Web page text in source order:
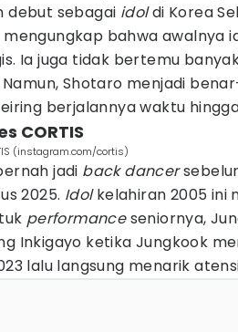
debut sebagai idoldi Korea
bahwa awalnya
Ia juga tidak bertemu
Shotaro menjadi
berjalannya waktu
CORTIS
(instagram.com/cortis)
jadi back dancer
2025. Idolkelahiran 2005 ini
performanceseniornya,
Inkigayo ketika Jungkook
lalu langsung menarik